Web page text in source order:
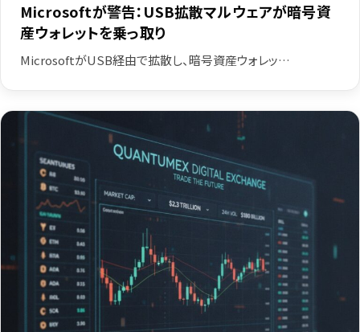
Microsoftが警告：USB拡散マルウェアが暗号資
産ウォレットを乗っ取り
MicrosoftがUSB経由で拡散し、暗号資産ウォレッ…